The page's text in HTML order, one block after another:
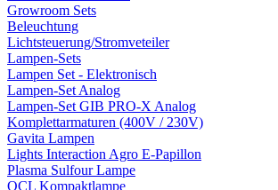
Growroom Sets
Beleuchtung
Lichtsteuerung/Stromveteiler
Lampen-Sets
Lampen Set - Elektronisch
Lampen-Set Analog
Lampen-Set GIB PRO-X Analog
Komplettarmaturen (400V / 230V)
Gavita Lampen
Lights Interaction Agro E-Papillon
Plasma Sulfour Lampe
OCL Kompaktlampe